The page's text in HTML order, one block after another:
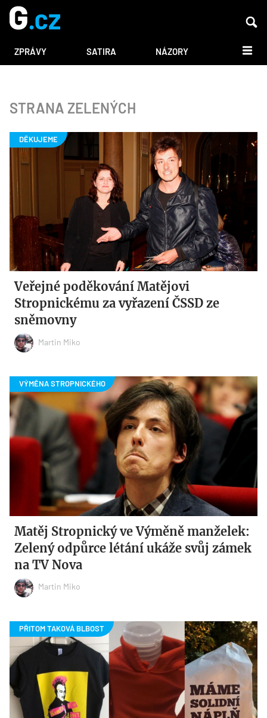
ZPRÁVY SATIRA NÁZORY DALŠÍ
STRANA ZELENÝCH
Veřejné poděkování Matějovi
Stropnickému za vyřazení ČSSD ze
sněmovny
Martin Miko
Matěj Stropnický ve Výměně manželek:
Zelený odpůrce létání ukáže svůj zámek
na TV Nova
Martin Miko